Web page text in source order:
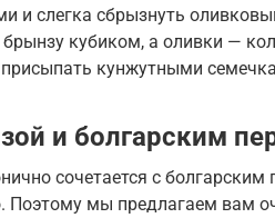
и слегка сбрызнуть
брынзу кубиком, а оливки —
присыпать кунжутными
и болгарским
сочетается с
Поэтому мы предлагаем вам